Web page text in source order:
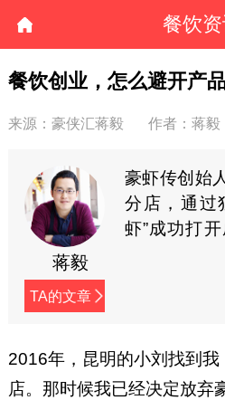
餐饮
餐饮创业，怎么避开产
来源：豪侠汇蒋毅 作者：蒋毅
蒋毅
TA的文章
豪虾传创始
分店，通过
虾”成功打
战宝典。（
众号：
2016年，昆明的小刘找到
店。那时候我已经决定放弃